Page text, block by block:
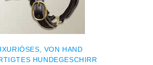
VON HAND
HUNDEGESCHIRR